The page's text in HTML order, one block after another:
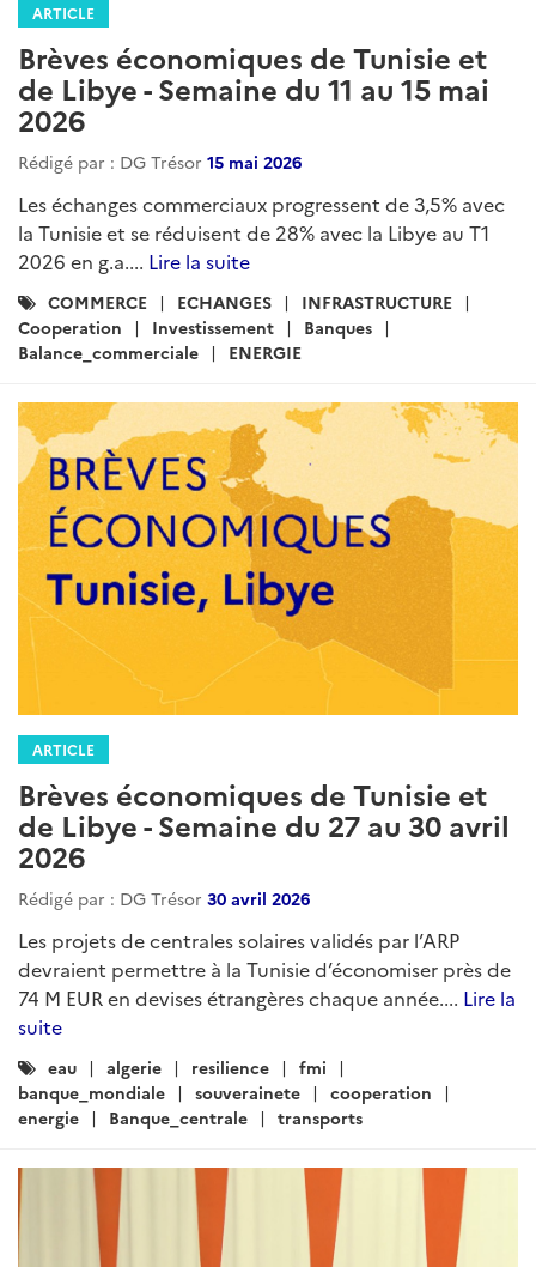
ARTICLE
Brèves économiques de Tunisie et
de Libye - Semaine du 11 au 15 mai
2026
Rédigé par : DG Trésor 15 mai 2026
Les échanges commerciaux progressent de 3,5% avec
la Tunisie et se réduisent de 28% avec la Libye au T1
2026 en g.a.... Lire la suite
Catégories
:
COMMERCE ECHANGES
INFRASTRUCTURE
Cooperation
Investissement
Banques
Balance_commerciale
ENERGIE
ARTICLE
Brèves économiques de Tunisie et
de Libye - Semaine du 27 au 30 avril
2026
Rédigé par : DG Trésor 30 avril 2026
Les projets de centrales solaires validés par l’ARP
devraient permettre à la Tunisie d’économiser près de
74 M EUR en devises étrangères chaque année.... Lire la
suite
Catégories
:
eau algerie resilience
fmi
banque_mondiale
souverainete
cooperation
energie
Banque_centrale transports